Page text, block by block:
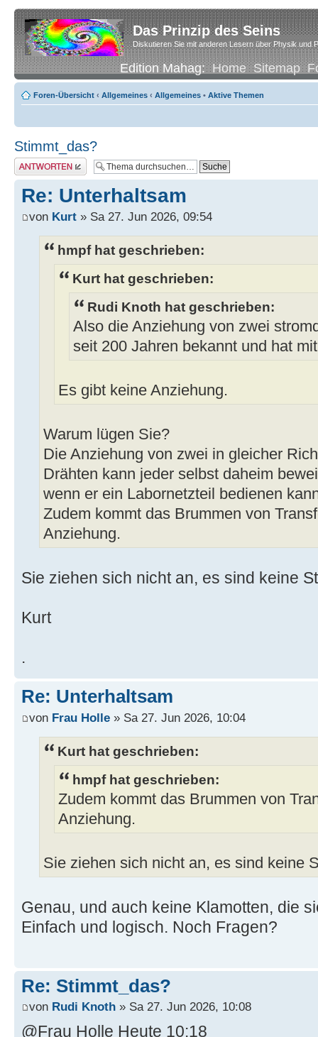
Das Prinzip des Seins
Diskutieren Sie mit anderen Lesern über Physik und
Edition Mahag:Home Sitemap
Foren-Übersicht ‹ Allgemeines ‹ Allgemeines • Aktive Themen
Stimmt_das?
Antwort erstellen
Re: Unterhaltsam
von Kurt » Sa 27. Jun 2026, 09:54
hmpf hat geschrieben:
Kurt hat geschrieben:
Rudi Knoth hat geschrieben:
Also die Anziehung von zwei
seit 200 Jahren bekannt und hat
Es gibt keine Anziehung.
Warum lügen Sie?
Die Anziehung von zwei in gleicher
Drähten kann jeder selbst daheim
wenn er ein Labornetzteil bedienen
Zudem kommt das Brummen von
Anziehung.
Sie ziehen sich nicht an, es sind keine
Kurt
.
Re: Unterhaltsam
von Frau Holle » Sa 27. Jun 2026, 10:04
Kurt hat geschrieben:
hmpf hat geschrieben:
Zudem kommt das Brummen von
Anziehung.
Sie ziehen sich nicht an, es sind keine
Genau, und auch keine Klamotten, die
Einfach und logisch. Noch Fragen?
Re: Stimmt_das?
von Rudi Knoth » Sa 27. Jun 2026, 10:08
@Frau Holle Heute 10:18